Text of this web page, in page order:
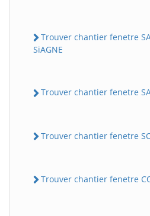
Trouver chantier fenetre
SiAGNE
Trouver chantier fenetre
Trouver chantier fenetre
Trouver chantier fenetre